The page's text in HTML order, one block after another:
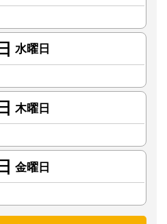
水曜日
木曜日
金曜日